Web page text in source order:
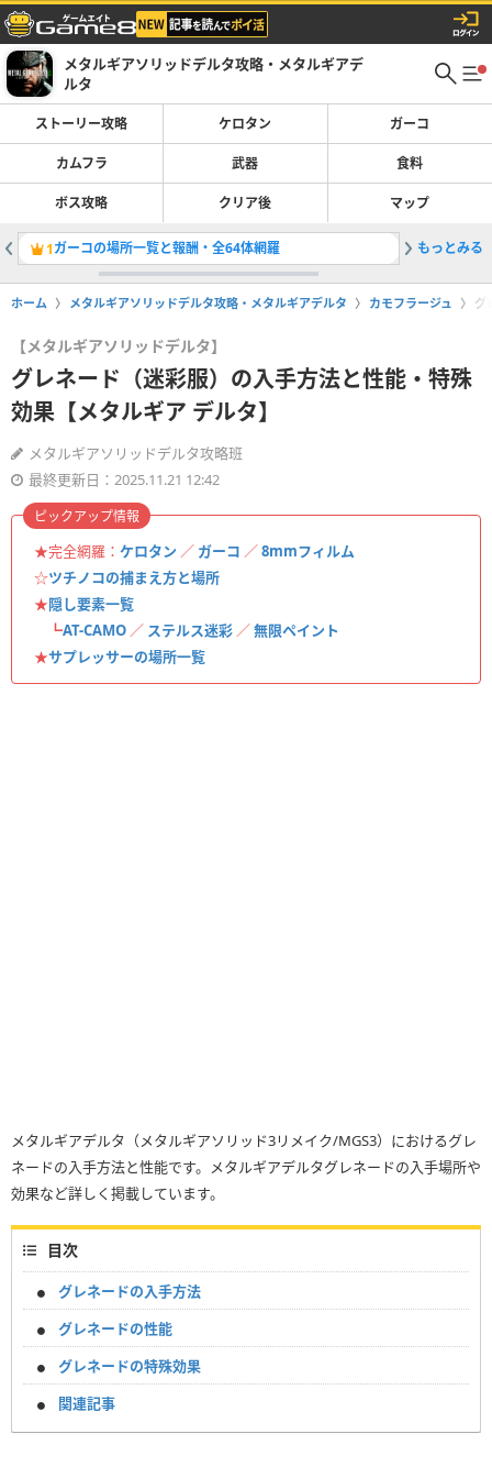
メタルギアソリッドデルタ攻略・メタルギアデ
ルタ
ストーリー攻略 ケロタン ガーコ
カムフラ 武器 食料
ボス攻略 クリア後 マップ
1ガーコの場所一覧と報酬・全64体網羅 2ジ・エ
もっとみる
ホーム メタルギアソリッドデルタ攻略・メタルギアデルタ カモフラージュ グ
【メタルギアソリッドデルタ】
グレネード（迷彩服）の入手方法と性能・特殊
効果【メタルギア デルタ】
メタルギアソリッドデルタ攻略班
最終更新日：2025.11.21 12:42
★完全網羅： ケロタン ／ ガーコ ／8mmフィルム
☆ツチノコの捕まえ方と場所
★隠し要素一覧
┗AT-CAMO ／ ステルス迷彩 ／無限ペイント
★サプレッサーの場所一覧
ピックアップ情報
メタルギアデルタ（メタルギアソリッド3リメイク/MGS3）におけるグレ
ネードの入手方法と性能です。メタルギアデルタグレネードの入手場所や
効果など詳しく掲載しています。
目次
グレネードの入手方法
グレネードの性能
グレネードの特殊効果
関連記事